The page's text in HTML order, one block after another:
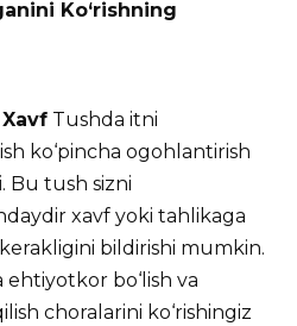
Ko‘rishning
Tushda itni
ko‘pincha ogohlantirish
Bu tush sizni
xavf yoki tahlikaga
bildirishi mumkin.
ehtiyotkor bo‘lish va
choralarini ko‘rishingiz